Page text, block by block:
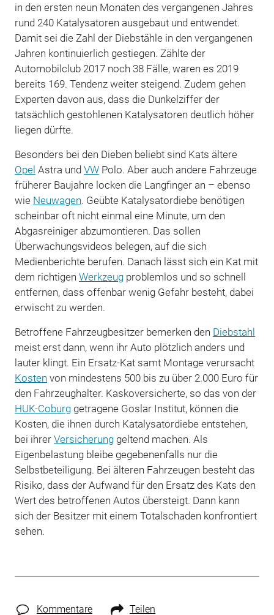
in den ersten neun Monaten des vergangenen Jahres
rund 240 Katalysatoren ausgebaut und entwendet.
Damit sei die Zahl der Diebstähle in den vergangenen
Jahren kontinuierlich gestiegen. Zählte der
Automobilclub 2017 noch 38 Fälle, waren es 2019
bereits 169. Tendenz weiter steigend. Zudem gehen
Experten davon aus, dass die Dunkelziffer der
tatsächlich gestohlenen Katalysatoren deutlich höher
liegen dürfte.
Besonders bei den Dieben beliebt sind Kats ältere
Opel Astra und VWPolo. Aber auch andere Fahrzeuge
früherer Baujahre locken die Langfinger an – ebenso
wie Neuwagen. Geübte Katalysatordiebe benötigen
scheinbar oft nicht einmal eine Minute, um den
Abgasreiniger abzumontieren. Das sollen
Überwachungsvideos belegen, auf die sich
Medienberichte berufen. Danach lässt sich ein Kat mit
dem richtigen Werkzeugproblemlos und so schnell
entfernen, dass offenbar wenig Gefahr besteht, dabei
erwischt zu werden.
Betroffene Fahrzeugbesitzer bemerken den Diebstahl
meist erst dann, wenn ihr Auto plötzlich anders und
lauter klingt. Ein Ersatz-Kat samt Montage verursacht
Kosten von mindestens 500 bis zu über 2.000 Euro für
den Fahrzeughalter. Kaskoversicherte, so das von der
HUK-Coburggetragene Goslar Institut, können die
Kosten, die ihnen durch Katalysatordiebe entstehen,
bei ihrer Versicherunggeltend machen. Als
Eigenbelastung bleibe gegebenenfalls nur die
Selbstbeteiligung. Bei älteren Fahrzeugen besteht das
Risiko, dass der Aufwand für den Ersatz des Kats den
Wert des betroffenen Autos übersteigt. Dann kann
sich der Besitzer mit einem Totalschaden konfrontiert
sehen.
Kommentare Teilen